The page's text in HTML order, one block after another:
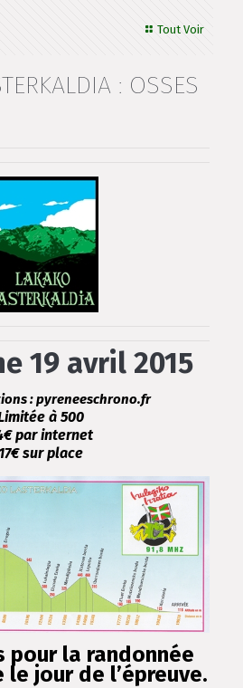
Tout Voir
: OSSES
19 avril 2015
: pyreneeschrono.fr
à 500
par internet
17€ sur place
pour la randonnée
le jour de l’épreuve.